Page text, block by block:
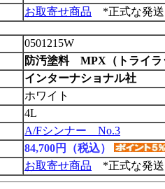
お取寄せ商品 *正式な発送
0501215W
防汚塗料 MPX（トライ
インターナショナル社
ホワイト
4L
A/Fシンナー No.3
84,700円（税込）
お取寄せ商品 *正式な発送